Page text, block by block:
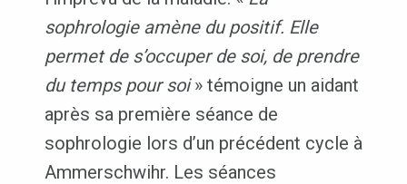
sophrologie amène du positif. Elle
permet de s’occuper de soi, de prendre
du temps pour soi» témoigne un aidant
après sa première séance de
sophrologie lors d’un précédent cycle à
Ammerschwihr. Les séances